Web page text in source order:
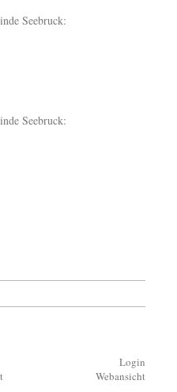
Seebruck:
Seebruck:
Login
Webansicht